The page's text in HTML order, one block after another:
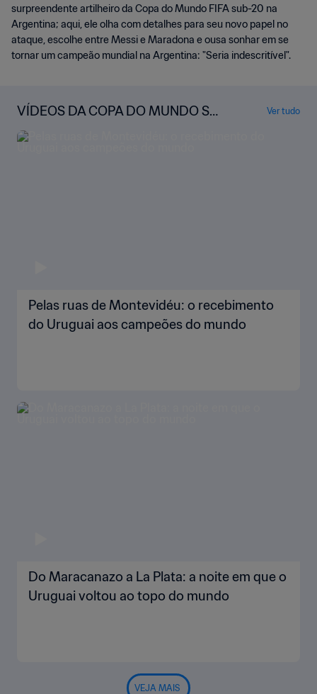
surpreendente artilheiro da Copa do Mundo FIFA sub-20 na
Argentina; aqui, ele olha com detalhes para seu novo papel no
ataque, escolhe entre Messi e Maradona e ousa sonhar em se
tornar um campeão mundial na Argentina: "Seria indescritível".
VÍDEOS DA COPA DO MUNDO SU
B-20 DA FIFA
Ver tudo
Pelas ruas de Montevidéu: o recebimento
do Uruguai aos campeões do mundo
Do Maracanazo a La Plata: a noite em que o
Uruguai voltou ao topo do mundo
VEJA MAIS